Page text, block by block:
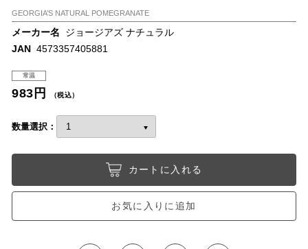
GEORGIA’S NATURAL POMEGRANATE
メーカー名
ジョージアズ ナチュラル
JAN 4573357405881
常温
983円 （税込）
数量選択：
カートに入れる
お気に入りに追加